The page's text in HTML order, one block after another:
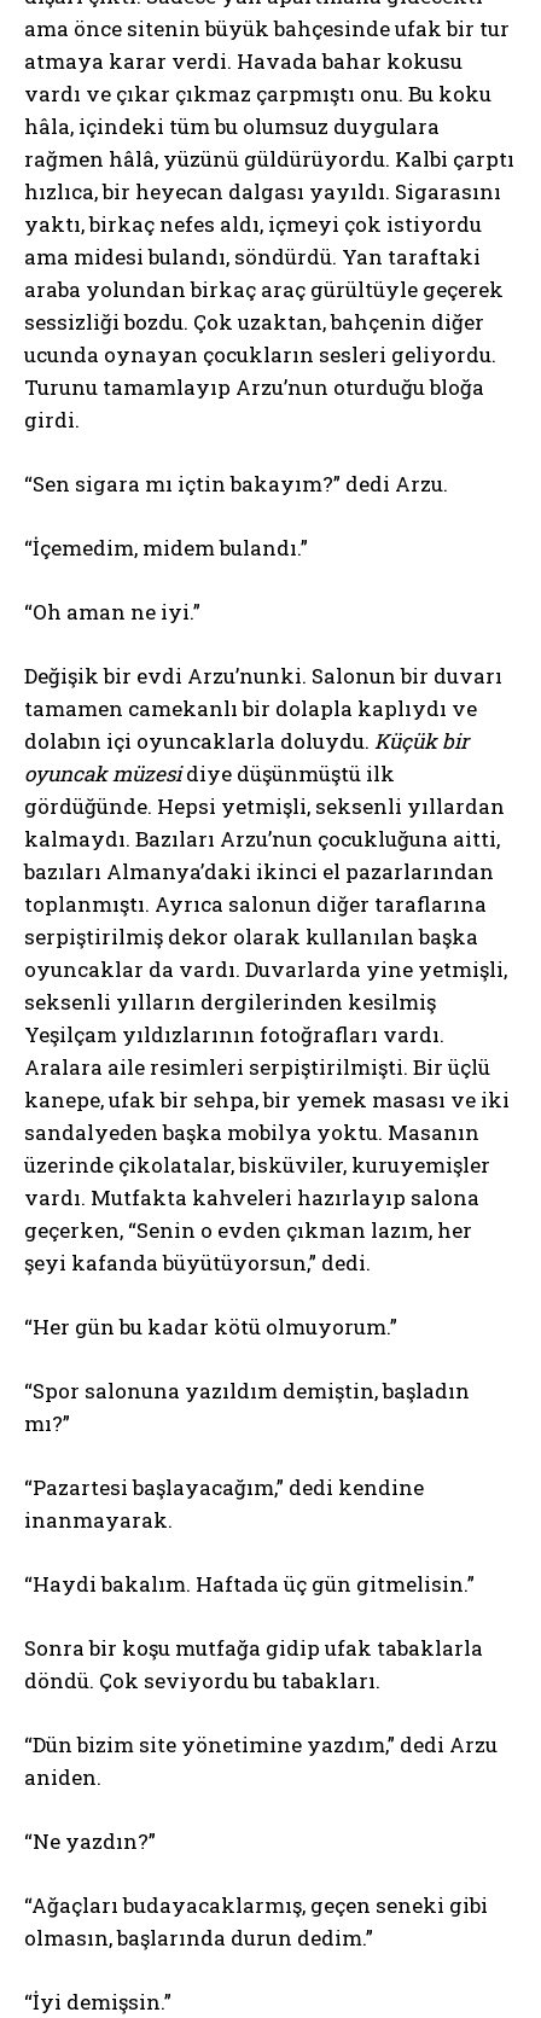
ama önce sitenin büyük bahçesinde ufak bir tur
atmaya karar verdi. Havada bahar kokusu
vardı ve çıkar çıkmaz çarpmıştı onu. Bu koku
hâla, içindeki tüm bu olumsuz duygulara
rağmen hâlâ, yüzünü güldürüyordu. Kalbi çarptı
hızlıca, bir heyecan dalgası yayıldı. Sigarasını
yaktı, birkaç nefes aldı, içmeyi çok istiyordu
ama midesi bulandı, söndürdü. Yan taraftaki
araba yolundan birkaç araç gürültüyle geçerek
sessizliği bozdu. Çok uzaktan, bahçenin diğer
ucunda oynayan çocukların sesleri geliyordu.
Turunu tamamlayıp Arzu’nun oturduğu bloğa
girdi.
“Sen sigara mı içtin bakayım?” dedi Arzu.
“İçemedim, midem bulandı.”
“Oh aman ne iyi.”
Değişik bir evdi Arzu’nunki. Salonun bir duvarı
tamamen camekanlı bir dolapla kaplıydı ve
dolabın içi oyuncaklarla doluydu. Küçük bir
oyuncak müzesidiye düşünmüştü ilk
gördüğünde. Hepsi yetmişli, seksenli yıllardan
kalmaydı. Bazıları Arzu’nun çocukluğuna aitti,
bazıları Almanya’daki ikinci el pazarlarından
toplanmıştı. Ayrıca salonun diğer taraflarına
serpiştirilmiş dekor olarak kullanılan başka
oyuncaklar da vardı. Duvarlarda yine yetmişli,
seksenli yılların dergilerinden kesilmiş
Yeşilçam yıldızlarının fotoğrafları vardı.
Aralara aile resimleri serpiştirilmişti. Bir üçlü
kanepe, ufak bir sehpa, bir yemek masası ve iki
sandalyeden başka mobilya yoktu. Masanın
üzerinde çikolatalar, bisküviler, kuruyemişler
vardı. Mutfakta kahveleri hazırlayıp salona
geçerken, “Senin o evden çıkman lazım, her
şeyi kafanda büyütüyorsun,” dedi.
“Her gün bu kadar kötü olmuyorum.”
“Spor salonuna yazıldım demiştin, başladın
mı?”
“Pazartesi başlayacağım,” dedi kendine
inanmayarak.
“Haydi bakalım. Haftada üç gün gitmelisin.”
Sonra bir koşu mutfağa gidip ufak tabaklarla
döndü. Çok seviyordu bu tabakları.
“Dün bizim site yönetimine yazdım,” dedi Arzu
aniden.
“Ne yazdın?”
“Ağaçları budayacaklarmış, geçen seneki gibi
olmasın, başlarında durun dedim.”
“İyi demişsin.”